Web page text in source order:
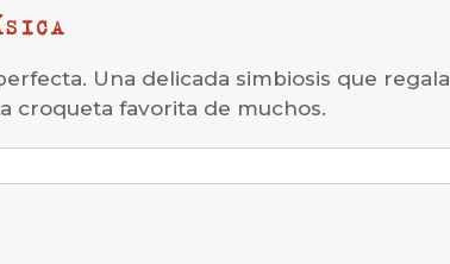
Una delicada simbiosis que regala
croqueta favorita de muchos.